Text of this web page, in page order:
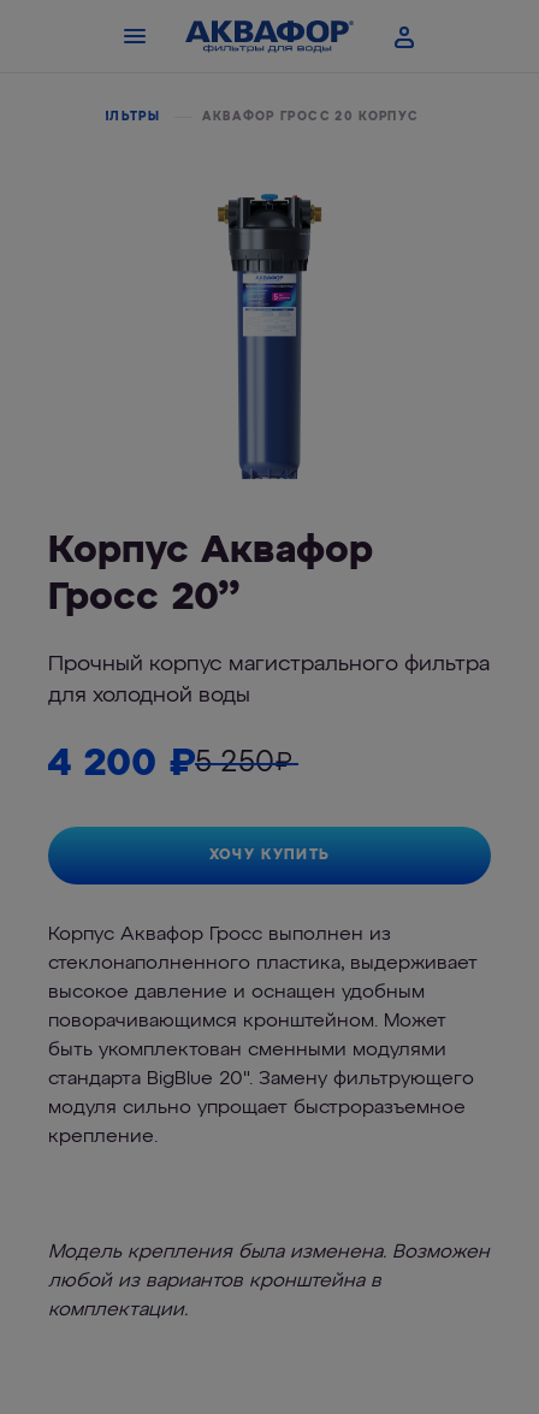
ФИЛЬТРЫ АКВАФОР ГРОСС 20 КОРПУС
Корпус Аквафор
Гросс 20’’
Прочный корпус магистрального фильтра
для холодной воды
4 200 ₽5 250₽
ХОЧУ КУПИТЬ
Корпус Аквафор Гросс выполнен из
стеклонаполненного пластика, выдерживает
высокое давление и оснащен удобным
поворачивающимся кронштейном. Может
быть укомплектован сменными модулями
стандарта BigBlue 20". Замену фильтрующего
модуля сильно упрощает быстроразъемное
крепление.
Модель крепления была изменена. Возможен
любой из вариантов кронштейна в
комплектации.